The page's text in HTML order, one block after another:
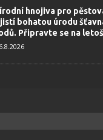
hnojiva pro
bohatou úrodu
Připravte se na
6.8.2026